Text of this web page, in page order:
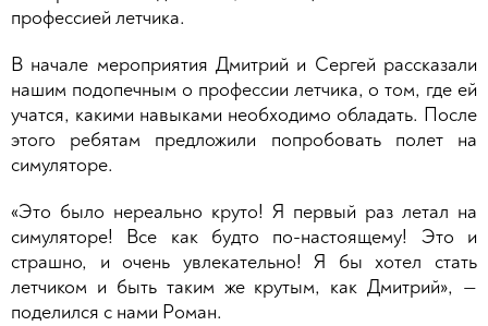
профессией летчика.
В начале мероприятия Дмитрий и Сергей рассказали
нашим подопечным о профессии летчика, о том, где ей
учатся, какими навыками необходимо обладать. После
этого ребятам предложили попробовать полет на
симуляторе.
«Это было нереально круто! Я первый раз летал на
симуляторе! Все как будто по-настоящему! Это и
страшно, и очень увлекательно! Я бы хотел стать
летчиком и быть таким же крутым, как Дмитрий», —
поделился с нами Роман.